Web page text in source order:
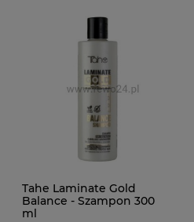
Tahe Laminate Gold
Balance - Szampon 300
ml